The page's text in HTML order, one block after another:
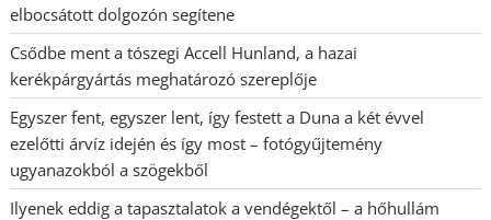
elbocsátott dolgozón segítene
Csődbe ment a tószegi Accell Hunland, a hazai
kerékpárgyártás meghatározó szereplője
Egyszer fent, egyszer lent, így festett a Duna a két évvel
ezelőtti árvíz idején és így most – fotógyűjtemény
ugyanazokból a szögekből
Ilyenek eddig a tapasztalatok a vendégektől – a hőhullám